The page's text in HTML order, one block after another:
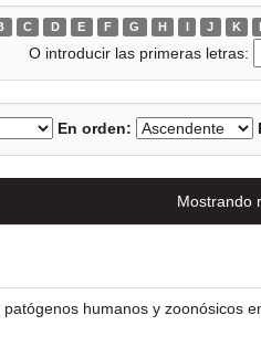
C D E F G H I J K
O introducir las primeras letras:
En orden:
Mostrando
humanos y zoonósicos